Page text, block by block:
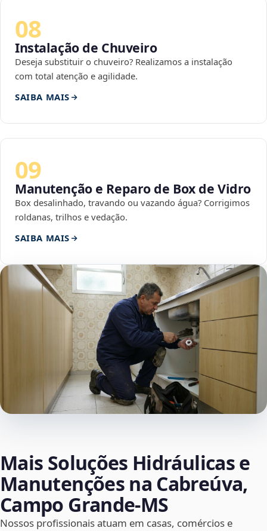
08
Instalação de Chuveiro
Deseja substituir o chuveiro? Realizamos a instalação
com total atenção e agilidade.
SAIBA MAIS
09
Manutenção e Reparo de Box de Vidro
Box desalinhado, travando ou vazando água? Corrigimos
roldanas, trilhos e vedação.
SAIBA MAIS
Mais Soluções Hidráulicas e
Manutenções na Cabreúva,
Campo Grande‑MS
Nossos profissionais atuam em casas, comércios e